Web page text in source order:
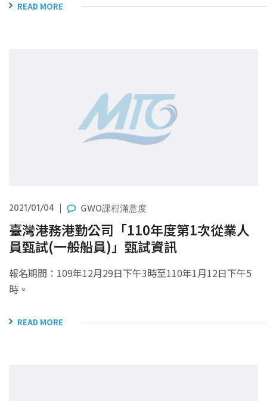
READ MORE
2021/01/04 GWO課程滿意度
臺灣港務港勤公司「110年度第1次從業人
員甄試(一般船員)」甄試資訊
報名期間：109年12月29日下午3時至110年1月12日下午5
時。
READ MORE